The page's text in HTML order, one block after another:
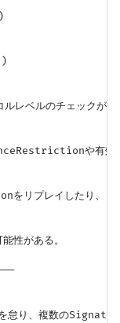
レベルのチェックが
や有効
リプレイしたり、
性がある。
---
り、複数の